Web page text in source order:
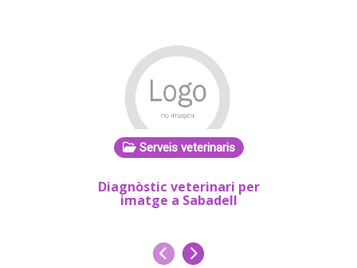
Serveis veterinaris
Diagnòstic veterinari per
imatge a Sabadell
AnteriorSegüent